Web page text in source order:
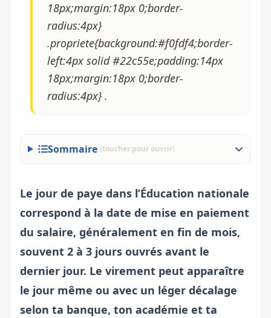
18px;margin:18px 0;border-
radius:4px}
.propriete{background:#f0fdf4;border-
left:4px solid #22c55e;padding:14px
18px;margin:18px 0;border-
radius:4px} .
Sommaire (toucher pour ouvrir)
Le jour de paye dans l’Éducation nationale
correspond à la date de mise en paiement
du salaire, généralement en fin de mois,
souvent 2 à 3 jours ouvrés avant le
dernier jour. Le virement peut apparaître
le jour même ou avec un léger décalage
selon ta banque, ton académie et ta